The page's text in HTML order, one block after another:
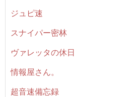
ジュピ速
スナイパー密林
ヴァレッタの休日
情報屋さん。
超音速備忘録